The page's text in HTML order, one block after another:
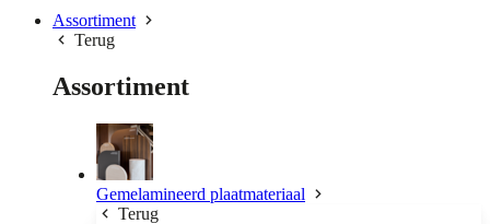
Assortiment
Terug
Assortiment
Gemelamineerd plaatmateriaal
Terug